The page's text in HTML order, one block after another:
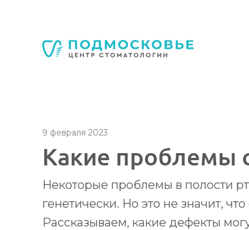
+7 4852 74-45-45 mail@mc-podmoskovie.ru
9 февраля 2023
Какие проблемы
Стоматология Подмосковье
150040 , Россия , Ярославская
+7 4852 74-45-45 mail@mc-
Стоматология Подмосковье
150040 , Россия , Ярославская
+7 4852 74-45-45 mail@mc-
Некоторые проблемы в полости
генетически. Но это не значит,
Рассказываем, какие дефекты